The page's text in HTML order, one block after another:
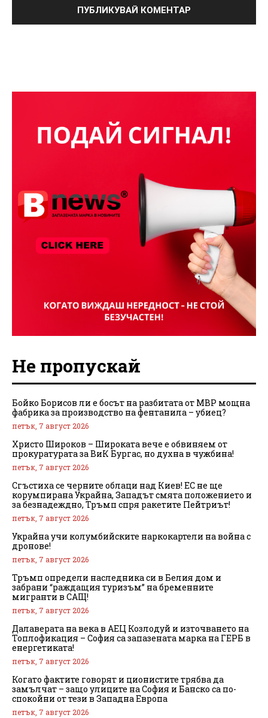
Не пропускай
Бойко Борисов ли е босът на разбитата от МВР мощна
фабрика за производство на фентанила – убиец?
петък, 7 август 2026
Христо Широков – Широката вече е обвиняем от
прокуратурата за ВиК Бургас, но духна в чужбина!
петък, 7 август 2026
Сгъстиха се черните облаци над Киев! ЕС не ще
корумпирана Украйна, Западът смята положението и
за безнадеждно, Тръмп спря ракетите Пейтриът!
петък, 7 август 2026
Украйна учи колумбийските наркокартели на война с
дронове!
петък, 7 август 2026
Тръмп определи наследника си в Белия дом и
забрани “раждащия туризъм” на бременните
мигранти в САЩ!
петък, 7 август 2026
Далаверата на века в АЕЦ Козлодуй и източването на
Топлофикация – София са запазената марка на ГЕРБ в
енергетиката!
петък, 7 август 2026
Когато фактите говорят и ционистите трябва да
замълчат – защо улиците на София и Банско са по-
спокойни от тези в Западна Европа
петък, 7 август 2026